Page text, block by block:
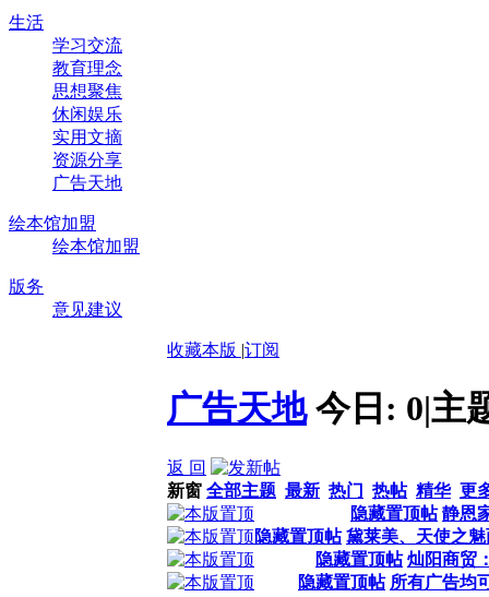
生活
学习交流
教育理念
思想聚焦
休闲娱乐
实用文摘
资源分享
广告天地
绘本馆加盟
绘本馆加盟
版务
意见建议
收藏本版 |订阅
广告天地 今日: 0|主
返 回
新窗 全部主题 最新 热门 热帖 精华 更
隐藏置顶帖 静恩
隐藏置顶帖 黛莱美、天使之
隐藏置顶帖 灿阳商贸
隐藏置顶帖 所有广告均